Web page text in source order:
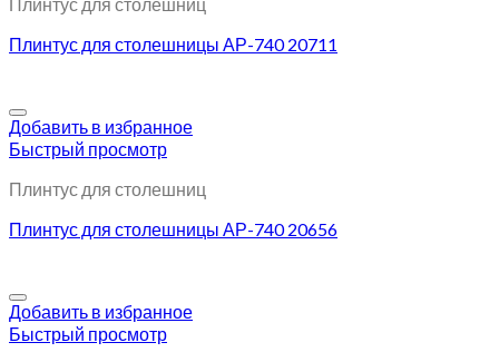
Плинтус для столешниц
Плинтус для столешницы АР-740 20711
Добавить в избранное
Быстрый просмотр
Плинтус для столешниц
Плинтус для столешницы АР-740 20656
Добавить в избранное
Быстрый просмотр